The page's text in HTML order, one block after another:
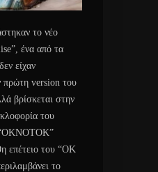
το νέο
ένα από τα
είχαν
πρώτη version του
βρίσκεται στην
του
επέτειο του “OK
το